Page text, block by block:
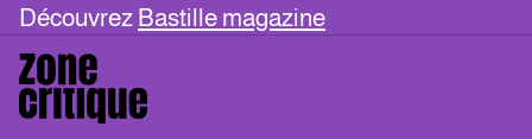
Découvrez Bastille magazine